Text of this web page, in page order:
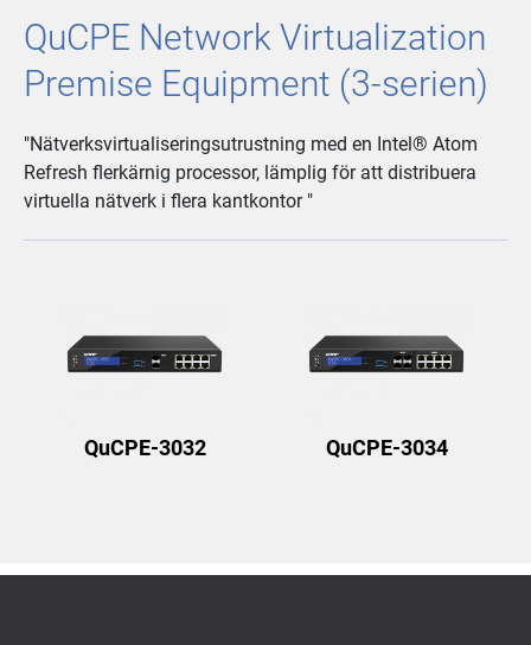
QuCPE Network Virtualization
Premise Equipment (3-serien)
"Nätverksvirtualiseringsutrustning med en Intel® Atom
Refresh flerkärnig processor, lämplig för att distribuera
virtuella nätverk i flera kantkontor "
QuCPE-3032 QuCPE-3034